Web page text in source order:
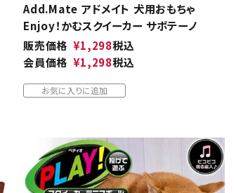
Add.Mate アドメイト 犬用おもちゃ
Enjoy！かむスクイーカー サボテーノ
販売価格 ¥1,298税込
会員価格 ¥1,298税込
お気に入りに追加